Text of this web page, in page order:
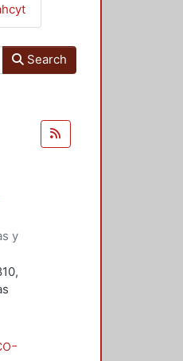
Search
y